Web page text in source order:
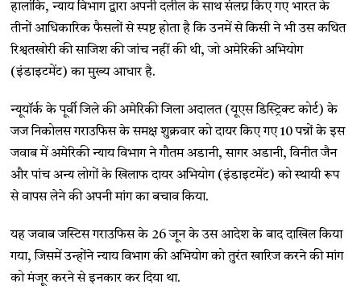
हालांकि, न्याय विभाग द्वारा अपनी दलील के साथ संलग्न किए गए भारत के
तीनों आधिकारिक फैसलों से स्पष्ट होता है कि उनमें से किसी ने भी उस कथित
रिश्वतखोरी की साजिश की जांच नहीं की थी, जो अमेरिकी अभियोग
(इंडाइटमेंट) का मुख्य आधार है.
न्यूयॉर्क के पूर्वी जिले की अमेरिकी जिला अदालत (यूएस डिस्ट्रिक्ट कोर्ट) के
जज निकोलस गराउफिस के समक्ष शुक्रवार को दायर किए गए 10 पन्नों के इस
जवाब में अमेरिकी न्याय विभाग ने गौतम अडानी, सागर अडानी, विनीत जैन
और पांच अन्य लोगों के खिलाफ दायर अभियोग (इंडाइटमेंट) को स्थायी रूप
से वापस लेने की अपनी मांग का बचाव किया.
यह जवाब जस्टिस गराउफिस के 26 जून के उस आदेश के बाद दाखिल किया
गया, जिसमें उन्होंने न्याय विभाग की अभियोग को तुरंत खारिज करने की मांग
को मंजूर करने से इनकार कर दिया था.